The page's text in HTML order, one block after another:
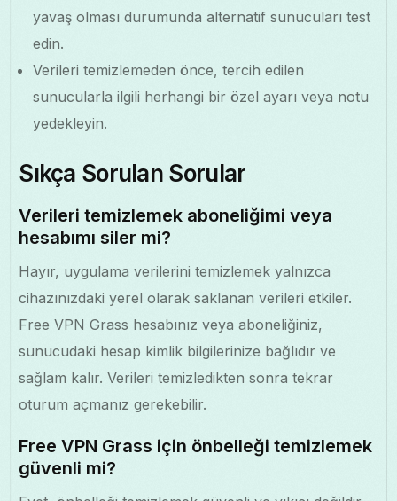
yavaş olması durumunda alternatif sunucuları test
edin.
Verileri temizlemeden önce, tercih edilen
sunucularla ilgili herhangi bir özel ayarı veya notu
yedekleyin.
Sıkça Sorulan Sorular
Verileri temizlemek aboneliğimi veya
hesabımı siler mi?
Hayır, uygulama verilerini temizlemek yalnızca
cihazınızdaki yerel olarak saklanan verileri etkiler.
Free VPN Grass hesabınız veya aboneliğiniz,
sunucudaki hesap kimlik bilgilerinize bağlıdır ve
sağlam kalır. Verileri temizledikten sonra tekrar
oturum açmanız gerekebilir.
Free VPN Grass için önbelleği temizlemek
güvenli mi?